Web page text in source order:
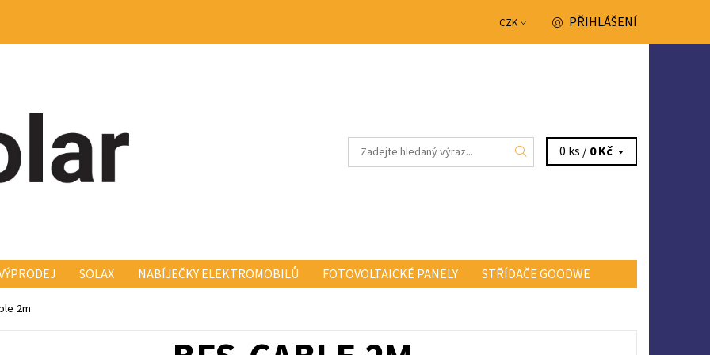
CZK PŘIHLÁŠENÍ
0 ks /0 Kč
SOLAX NABÍJEČKY ELEKTROMOBILŮ FOTOVOLTAICKÉ PANELY
STŘÍDAČE GOODWE
KONSTRUKCE FISCHER FISCH
2m